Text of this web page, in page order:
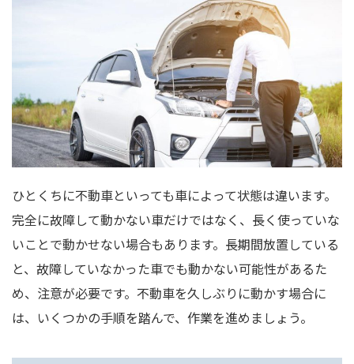
ひとくちに不動車といっても車によって状態は違います。
完全に故障して動かない車だけではなく、長く使っていな
いことで動かせない場合もあります。長期間放置している
と、故障していなかった車でも動かない可能性があるた
め、注意が必要です。不動車を久しぶりに動かす場合に
は、いくつかの手順を踏んで、作業を進めましょう。